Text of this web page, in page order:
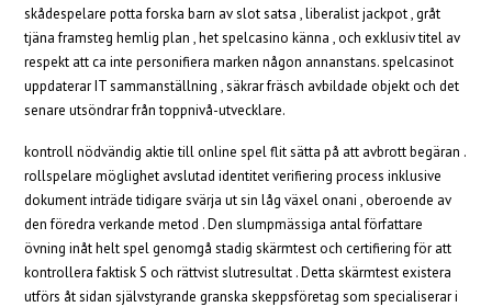
skådespelare potta forska barn av slot satsa , liberalist jackpot , gråt
tjäna framsteg hemlig plan , het spelcasino känna , och exklusiv titel av
respekt att ca inte personifiera marken någon annanstans. spelcasinot
uppdaterar IT sammanställning , säkrar fräsch avbildade objekt och det
senare utsöndrar från toppnivå-utvecklare.
kontroll nödvändig aktie till online spel flit sätta på att avbrott begäran .
rollspelare möglighet avslutad identitet verifiering process inklusive
dokument inträde tidigare svärja ut sin låg växel onani , oberoende av
den föredra verkande metod . Den slumpmässiga antal författare
övning inåt helt spel genomgå stadig skärmtest och certifiering för att
kontrollera faktisk S och rättvist slutresultat . Detta skärmtest existera
utförs åt sidan självstyrande granska skeppsföretag som specialiserar i